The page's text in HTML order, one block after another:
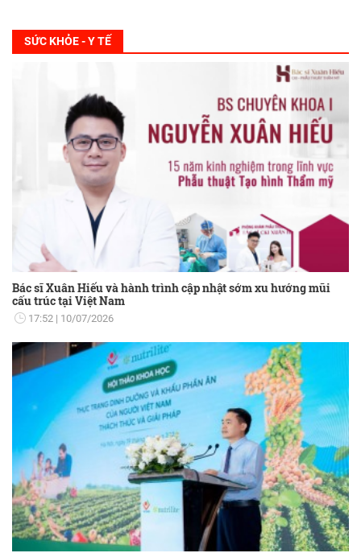
SỨC KHỎE - Y TẾ
Bác sĩ Xuân Hiếu và hành trình cập nhật sớm xu hướng mũi
cấu trúc tại Việt Nam
17:52 10/07/2026